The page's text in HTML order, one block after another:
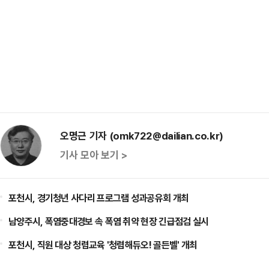
오명근 기자 (omk722@dailian.co.kr)
기사 모아 보기 >
포천시, 경기청년 사다리 프로그램 성과공유회 개최
남양주시, 폭염중대경보 속 폭염 취약 현장 긴급점검 실시
포천시, 직원 대상 청렴교육 '청렴해듀오! 골든벨' 개최